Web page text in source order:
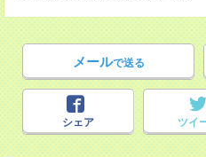
メールで送る
シェア ツイ